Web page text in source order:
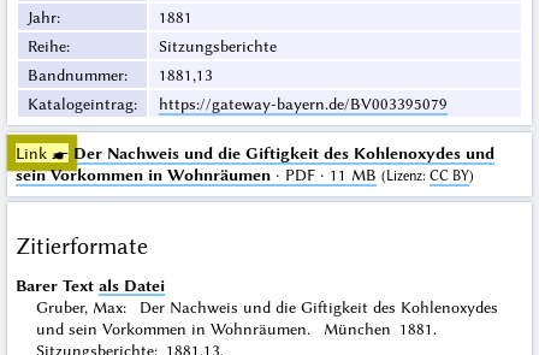
Jahr:
1881
Reihe:
Sitzungsberichte
Bandnummer:
1881,13
Katalogeintrag: https://gateway-bayern.de/BV003395079
Link ☛ Der Nachweis und die Giftigkeit des Kohlenoxydes und
sein Vorkommen in Wohnräumen· PDF · 11 MB (Lizenz: CC BY)
Zitierformate
Barer Text als Datei
Gruber, Max: Der Nachweis und die Giftigkeit des Kohlenoxydes
und sein Vorkommen in Wohnräumen. München 1881.
Sitzungsberichte: 1881,13.